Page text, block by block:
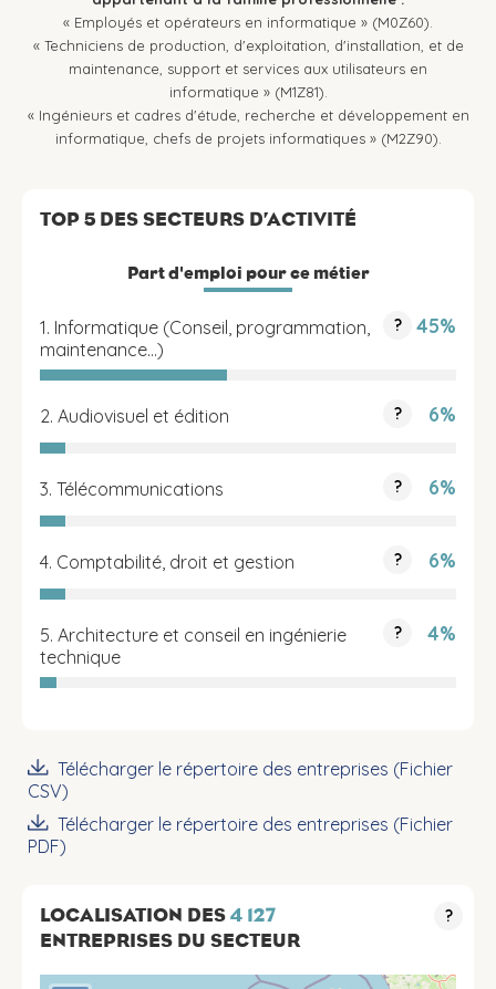
« Employés et opérateurs en informatique » (M0Z60).
« Techniciens de production, d'exploitation, d'installation, et de
maintenance, support et services aux utilisateurs en
informatique » (M1Z81).
« Ingénieurs et cadres d'étude, recherche et développement en
informatique, chefs de projets informatiques » (M2Z90).
TOP 5 DES SECTEURS D’ACTIVITÉ
Part d'emploi pour ce métier
1. Informatique (Conseil, programmation,
maintenance...)
? 45%
2. Audiovisuel et édition ? 6%
3. Télécommunications ? 6%
4. Comptabilité, droit et gestion ? 6%
5. Architecture et conseil en ingénierie
technique
? 4%
Télécharger le répertoire des entreprises (Fichier
CSV)
Télécharger le répertoire des entreprises (Fichier
PDF)
LOCALISATION DES4 127
ENTREPRISES DU SECTEUR
?